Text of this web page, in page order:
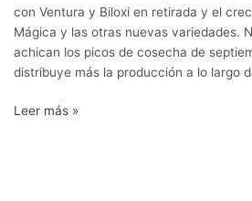
con Ventura y Biloxi en retirada y el
Mágica y las otras nuevas variedades.
achican los picos de cosecha de
distribuye más la producción a lo largo
Leer más »